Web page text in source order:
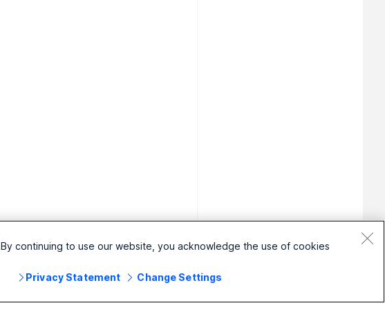
עסק קטן ארגון מכשירים
By continuing to use our website, you acknowledge the use of cookies.
Privacy Statement Change Settings